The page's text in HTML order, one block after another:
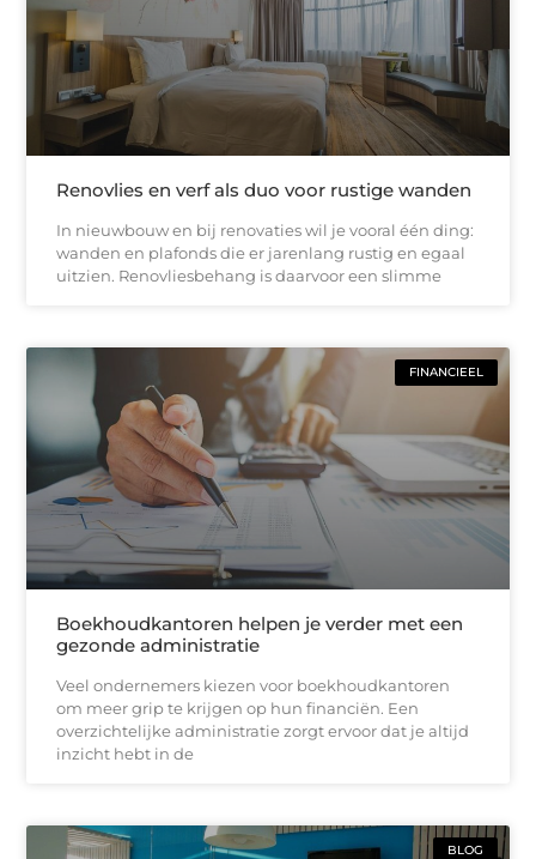
Renovlies en verf als duo voor rustige wanden
In nieuwbouw en bij renovaties wil je vooral één ding:
wanden en plafonds die er jarenlang rustig en egaal
uitzien. Renovliesbehang is daarvoor een slimme
FINANCIEEL
Boekhoudkantoren helpen je verder met een
gezonde administratie
Veel ondernemers kiezen voor boekhoudkantoren
om meer grip te krijgen op hun financiën. Een
overzichtelijke administratie zorgt ervoor dat je altijd
inzicht hebt in de
BLOG